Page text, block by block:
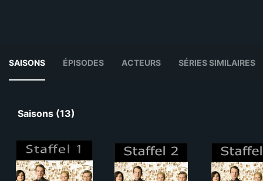
SAISONS ÉPISODES ACTEURS SÉRIES SIMILAIRES
Saisons (13)